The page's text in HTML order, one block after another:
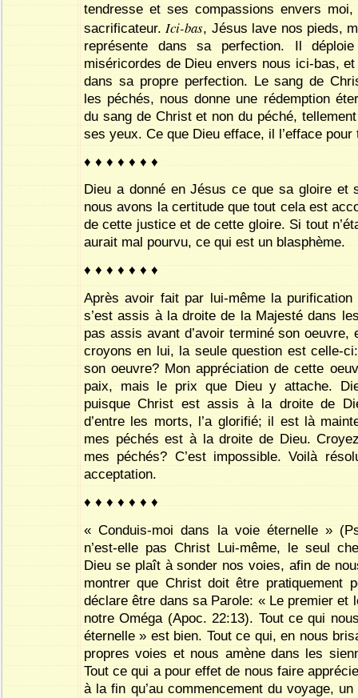
tendresse et ses compassions envers
sacrificateur. Ici-bas, Jésus lave nos pieds,
représente dans sa perfection. Il
miséricordes de Dieu envers nous ici-bas,
dans sa propre perfection. Le sang de
les péchés, nous donne une rédemption
du sang de Christ et non du péché,
ses yeux. Ce que Dieu efface, il l’efface pour
♦ ♦ ♦ ♦ ♦ ♦ ♦
Dieu a donné en Jésus ce que sa gloire et
nous avons la certitude que tout cela est
de cette justice et de cette gloire. Si tout
aurait mal pourvu, ce qui est un blasphème.
♦ ♦ ♦ ♦ ♦ ♦ ♦
Après avoir fait par lui-même la
s’est assis à la droite de la Majesté dans
pas assis avant d’avoir terminé son oeuvre,
croyons en lui, la seule question est celle-
son oeuvre? Mon appréciation de cette
paix, mais le prix que Dieu y attache.
puisque Christ est assis à la droite de
d’entre les morts, l’a glorifié; il est là
mes péchés est à la droite de Dieu.
mes péchés? C’est impossible. Voilà
acceptation.
♦ ♦ ♦ ♦ ♦ ♦ ♦
« Conduis-moi dans la voie éternelle »
n’est-elle pas Christ Lui-même, le seul
Dieu se plaît à sonder nos voies, afin de
montrer que Christ doit être pratiquement
déclare être dans sa Parole: « Le premier et
notre Oméga (Apoc. 22:13). Tout ce qui
éternelle » est bien. Tout ce qui, en nous
propres voies et nous amène dans les
Tout ce qui a pour effet de nous faire
à la fin qu’au commencement du voyage,